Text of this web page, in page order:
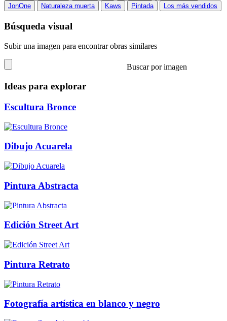
JonOne
Naturaleza muerta Kaws Pintada Los más vendidos
Búsqueda visual
Subir una imagen para encontrar obras similares
Buscar por imagen
Ideas para explorar
Escultura Bronce
Dibujo Acuarela
Pintura Abstracta
Edición Street Art
Pintura Retrato
Fotografía artística en blanco y negro